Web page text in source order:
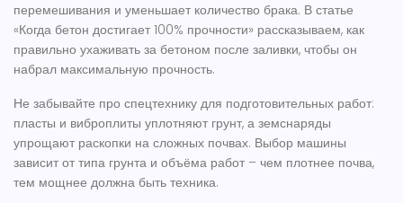
перемешивания и уменьшает количество брака. В статье
«Когда бетон достигает 100% прочности» рассказываем, как
правильно ухаживать за бетоном после заливки, чтобы он
набрал максимальную прочность.
Не забывайте про спецтехнику для подготовительных работ:
пласты и виброплиты уплотняют грунт, а земснаряды
упрощают раскопки на сложных почвах. Выбор машины
зависит от типа грунта и объёма работ – чем плотнее почва,
тем мощнее должна быть техника.